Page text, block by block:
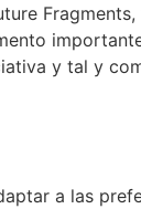
Fragments,
y tal y
a las